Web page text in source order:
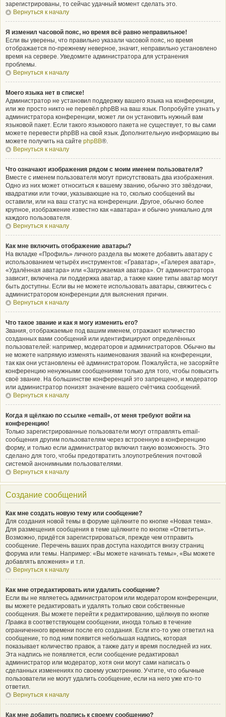
зарегистрированы, то сейчас удачный момент сделать это.
Вернуться к началу
Я изменил часовой пояс, но время всё равно неправильное!
Если вы уверены, что правильно указали часовой пояс, но время
отображается по-прежнему неверное, значит, неправильно установлено
время на сервере. Уведомите администратора для устранения
проблемы.
Вернуться к началу
Моего языка нет в списке!
Администратор не установил поддержку вашего языка на конференции,
или же просто никто не перевёл phpBB на ваш язык. Попробуйте узнать у
администратора конференции, может ли он установить нужный вам
языковой пакет. Если такого языкового пакета не существует, то вы сами
можете перевести phpBB на свой язык. Дополнительную информацию вы
можете получить на сайте phpBB®.
Вернуться к началу
Что означают изображения рядом с моим именем пользователя?
Вместе с именем пользователя могут присутствовать два изображения.
Одно из них может относиться к вашему званию, обычно это звёздочки,
квадратики или точки, указывающие на то, сколько сообщений вы
оставили, или на ваш статус на конференции. Другое, обычно более
крупное, изображение известно как «аватара» и обычно уникально для
каждого пользователя.
Вернуться к началу
Как мне включить отображение аватары?
На вкладке «Профиль» личного раздела вы можете добавить аватару с
использованием четырёх инструментов: «Граватар», «Галерея аватар»,
«Удалённая аватара» или «Загружаемая аватара». От администратора
зависит, включена ли поддержка аватар, а также какие типы аватар могут
быть доступны. Если вы не можете использовать аватары, свяжитесь с
администратором конференции для выяснения причин.
Вернуться к началу
Что такое звание и как я могу изменить его?
Звания, отображаемые под вашим именем, отражают количество
созданных вами сообщений или идентифицируют определённых
пользователей: например, модераторов и администраторов. Обычно вы
не можете напрямую изменять наименования званий на конференции,
так как они установлены её администратором. Пожалуйста, не засоряйте
конференцию ненужными сообщениями только для того, чтобы повысить
своё звание. На большинстве конференций это запрещено, и модератор
или администратор понизят значение вашего счётчика сообщений.
Вернуться к началу
Когда я щёлкаю по ссылке «email», от меня требуют войти на
конференцию!
Только зарегистрированные пользователи могут отправлять email-
сообщения другим пользователям через встроенную в конференцию
форму, и только если администратор включил такую возможность. Это
сделано для того, чтобы предотвратить злоупотребления почтовой
системой анонимными пользователями.
Вернуться к началу
Создание сообщений
Как мне создать новую тему или сообщение?
Для создания новой темы в форуме щёлкните по кнопке «Новая тема».
Для размещения сообщения в теме щёлкните по кнопке «Ответить».
Возможно, придётся зарегистрироваться, прежде чем отправить
сообщение. Перечень ваших прав доступа находится внизу страниц
форума или темы. Например: «Вы можете начинать темы», «Вы можете
добавлять вложения» и т.п.
Вернуться к началу
Как мне отредактировать или удалить сообщение?
Если вы не являетесь администратором или модератором конференции,
вы можете редактировать и удалять только свои собственные
сообщения. Вы можете перейти к редактированию, щёлкнув по кнопке
Правка в соответствующем сообщении, иногда только в течение
ограниченного времени после его создания. Если кто-то уже ответил на
сообщение, то под ним появится небольшая надпись, которая
показывает количество правок, а также дату и время последней из них.
Эта надпись не появляется, если сообщение редактировал
администратор или модератор, хотя они могут сами написать о
сделанных изменениях по своему усмотрению. Учтите, что обычные
пользователи не могут удалить сообщение, если на него уже кто-то
ответил.
Вернуться к началу
Как мне добавить подпись к своему сообщению?